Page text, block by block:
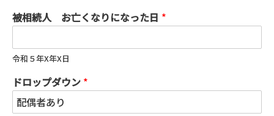
被相続人 お亡くなりになった日 *
令和５年X年X日
ドロップダウン *